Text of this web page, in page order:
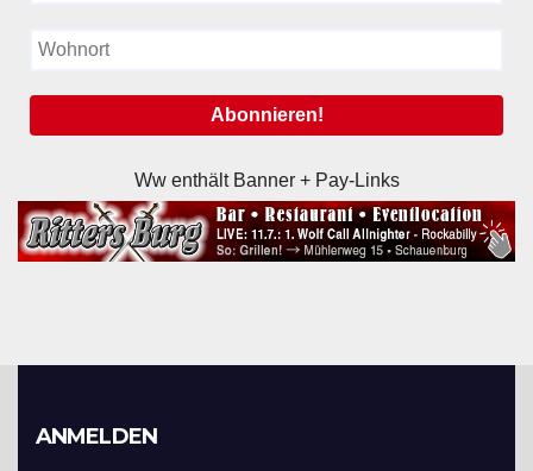
Ww enthält Banner + Pay-Links
ANMELDEN